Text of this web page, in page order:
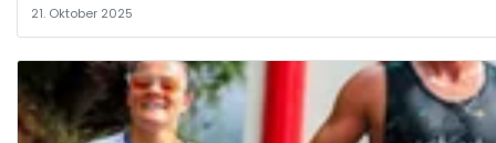
21. Oktober 2025